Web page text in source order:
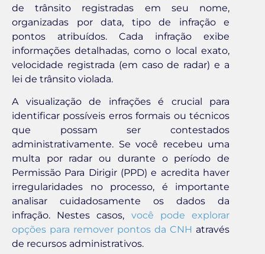
de trânsito registradas em seu nome,
organizadas por data, tipo de infração e
pontos atribuídos. Cada infração exibe
informações detalhadas, como o local exato,
velocidade registrada (em caso de radar) e a
lei de trânsito violada.
A visualização de infrações é crucial para
identificar possíveis erros formais ou técnicos
que possam ser contestados
administrativamente. Se você recebeu uma
multa por radar ou durante o período de
Permissão Para Dirigir (PPD) e acredita haver
irregularidades no processo, é importante
analisar cuidadosamente os dados da
infração. Nestes casos, você pode explorar
opções para remover pontos da CNH através
de recursos administrativos.